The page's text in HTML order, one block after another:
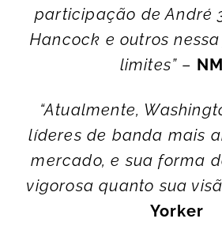
participação de André
Hancock e outros
limites” –
“Atualmente,
líderes de banda mais
mercado, e sua forma
vigorosa quanto sua
Yorker